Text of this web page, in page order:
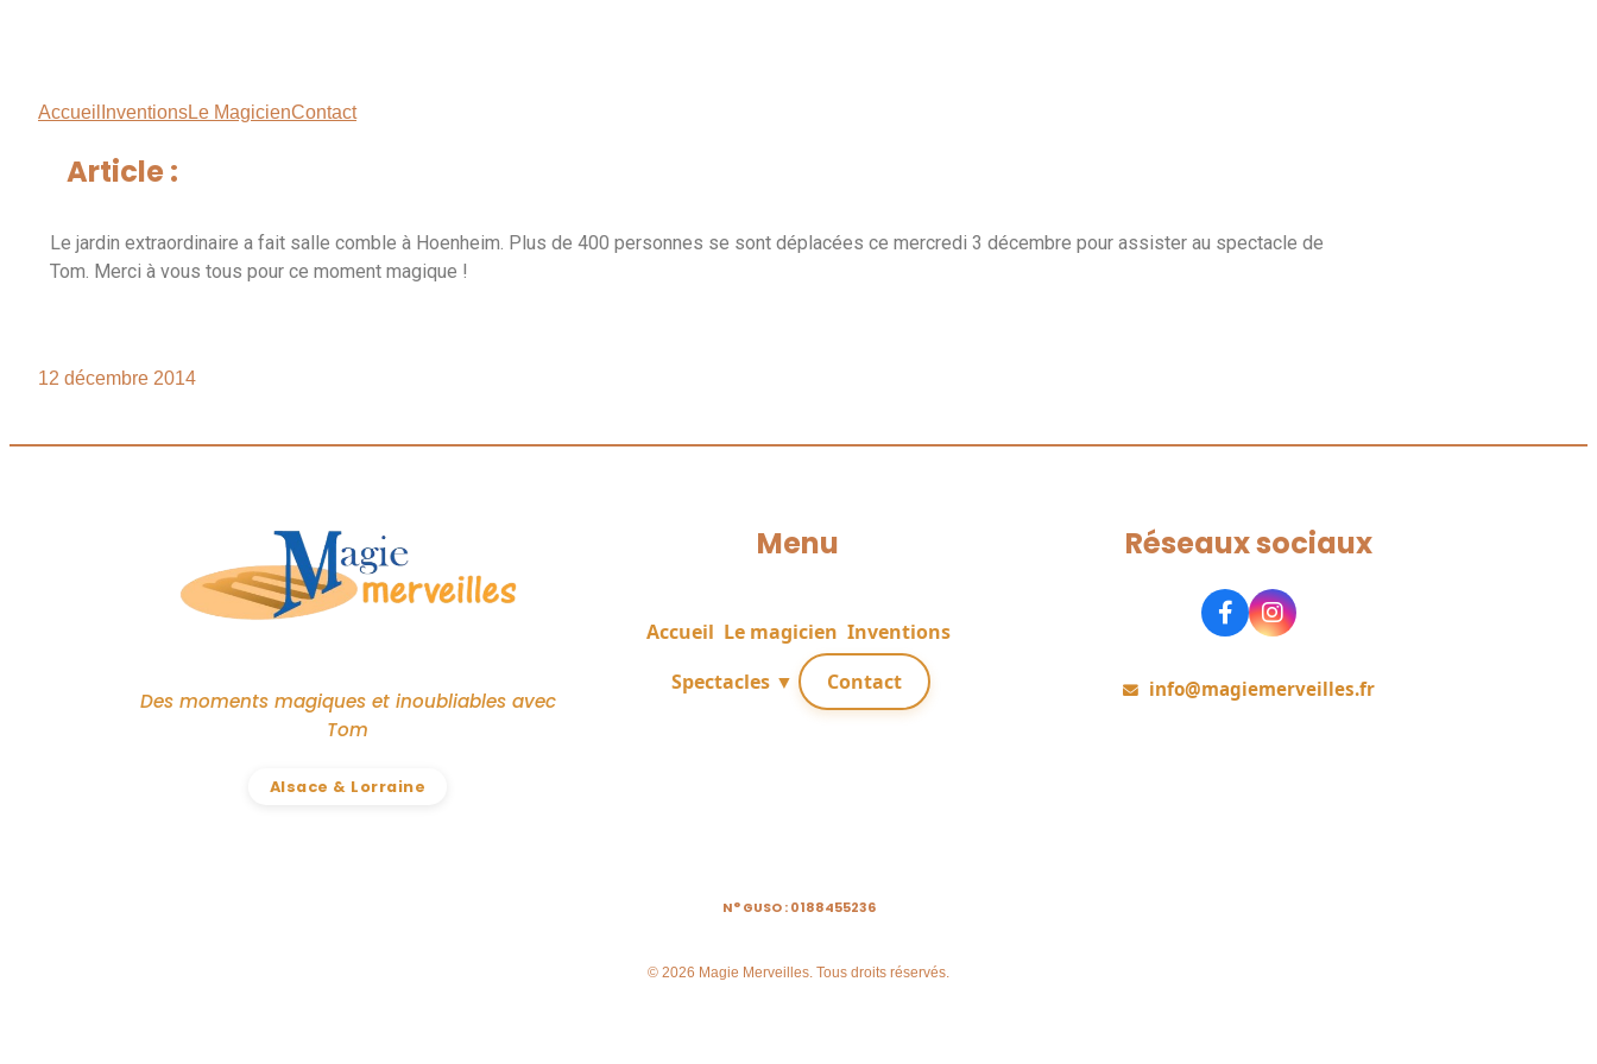
Accueil InventionsLe MagicienContact
Article :
Le jardin extraordinaire a fait salle comble à Hoenheim. Plus de 400 personnes se sont déplacées ce mercredi 3 décembre pour assister au spectacle de
Tom. Merci à vous tous pour ce moment magique !
12 décembre 2014
Des moments magiques et inoubliables avec
Tom
Alsace & Lorraine
Menu
Accueil Le magicien Inventions
Spectacles ▼
Contact
Réseaux sociaux
info@magiemerveilles.fr
N° GUSO : 0188455236
© 2026 Magie Merveilles. Tous droits réservés.